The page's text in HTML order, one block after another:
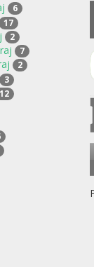
6
17
2
7
2
3
12